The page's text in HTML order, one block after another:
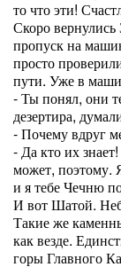
то что эти!
Скоро
пропуск на
просто
пути. Уже в
- Ты понял, они
дезертира,
- Почему вдруг
- Да кто их
может, поэтому.
и я тебе Чечню
И вот Шатой.
Такие же
как везде.
горы Главного